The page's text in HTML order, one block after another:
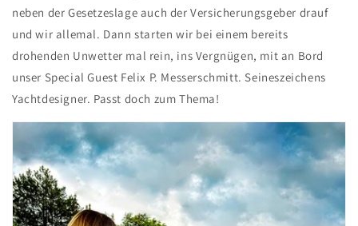
neben der Gesetzeslage auch der Versicherungsgeber drauf
und wir allemal. Dann starten wir bei einem bereits
drohenden Unwetter mal rein, ins Vergnügen, mit an Bord
unser Special Guest Felix P. Messerschmitt. Seineszeichens
Yachtdesigner. Passt doch zum Thema!